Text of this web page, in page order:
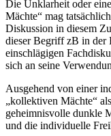
Die Unklarheit oder
Mächte“ mag
Diskussion in diesem
dieser Begriff zB in der
einschlägigen
sich an seine
Ausgehend von einer
„kollektiven Mächte“
geheimnisvolle dunkle
und die individuelle